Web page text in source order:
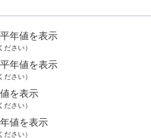
年値を表示
ださい）
年値を表示
ださい）
を表示
ださい）
値を表示
ださい）